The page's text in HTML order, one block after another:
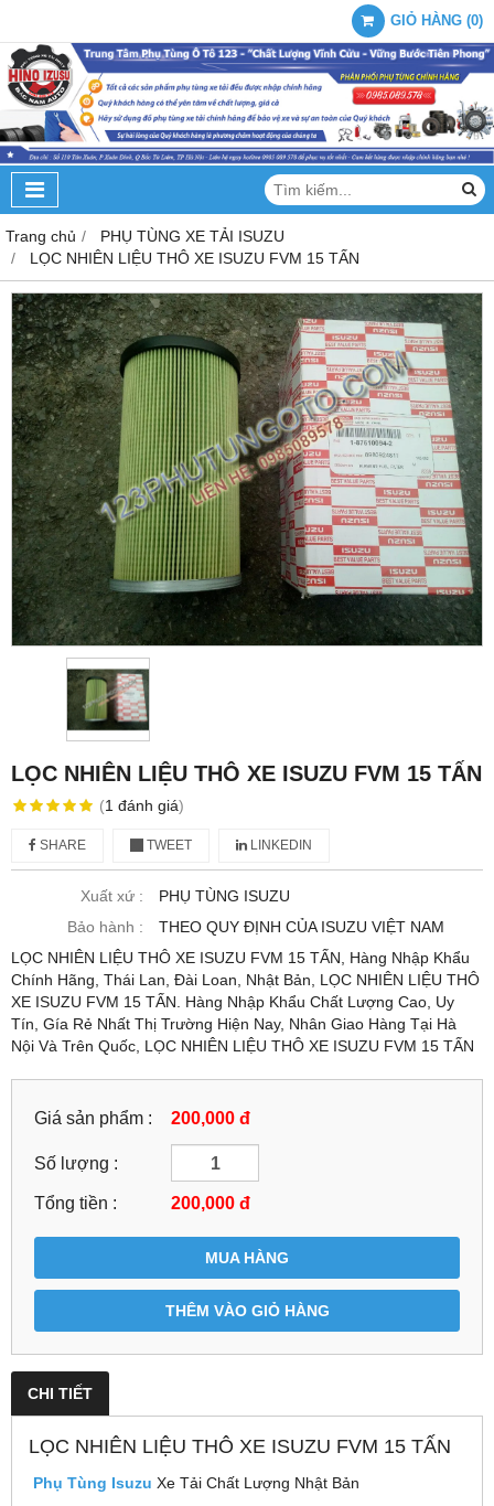
GIỎ HÀNG (0)
Trang chủ
PHỤ TÙNG XE TẢI ISUZU
LỌC NHIÊN LIỆU THÔ XE ISUZU FVM 15 TẤN
LỌC NHIÊN LIỆU THÔ XE ISUZU FVM 15 TẤN
(1 đánh giá)
SHARE TWEET LINKEDIN
Xuất xứ :
PHỤ TÙNG ISUZU
Bảo hành :
THEO QUY ĐỊNH CỦA ISUZU VIỆT NAM
LỌC NHIÊN LIỆU THÔ XE ISUZU FVM 15 TẤN, Hàng Nhập Khẩu
Chính Hãng, Thái Lan, Đài Loan, Nhật Bản, LỌC NHIÊN LIỆU THÔ
XE ISUZU FVM 15 TẤN. Hàng Nhập Khẩu Chất Lượng Cao, Uy
Tín, Gía Rẻ Nhất Thị Trường Hiện Nay, Nhân Giao Hàng Tại Hà
Nội Và Trên Quốc, LỌC NHIÊN LIỆU THÔ XE ISUZU FVM 15 TẤN
Giá sản phẩm : 200,000 đ
Số lượng :
Tổng tiền : 200,000 đ
MUA HÀNG
THÊM VÀO GIỎ HÀNG
CHI TIẾT
LỌC NHIÊN LIỆU THÔ XE ISUZU FVM 15 TẤN
Phụ Tùng Isuzu Xe Tải Chất Lượng Nhật Bản